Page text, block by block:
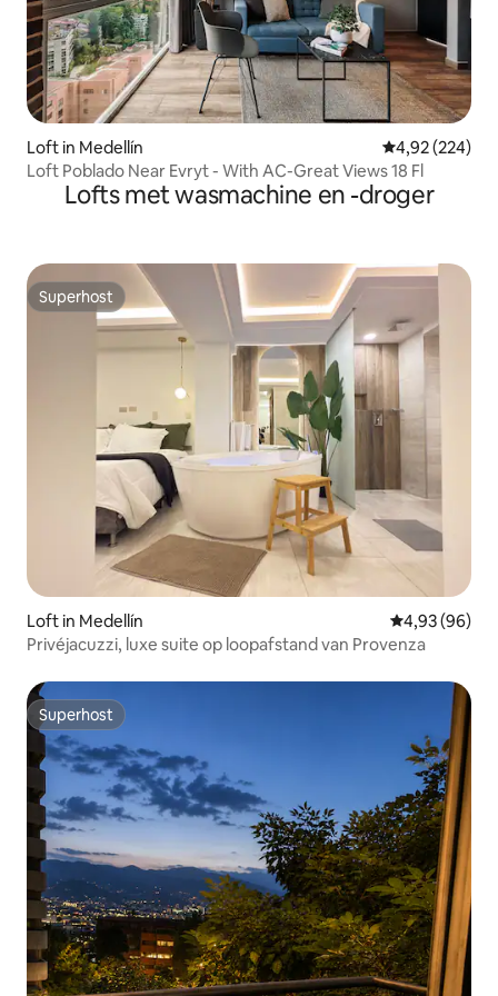
Loft in Medellín Gemiddelde
4,92 (224)
Loft Poblado Near Evryt - With AC-Great Views 18 Fl
Lofts met wasmachine en -droger
Superhost
Superhost
Loft in Medellín Gemiddelde
4,93 (96)
Privéjacuzzi, luxe suite op loopafstand van Provenza
Superhost
Superhost